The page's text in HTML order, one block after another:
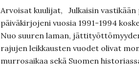
Arvoisat kuulijat, Julkaisin
päiväkirjojeni vuosia 1991-1994
Nuo suuren laman,
rajujen leikkausten vuodet olivat
murrosaikaa sekä Suomen